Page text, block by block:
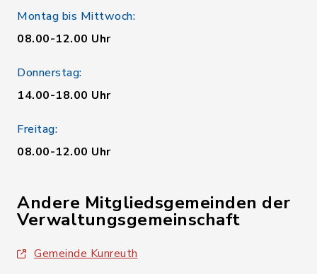
Montag bis Mittwoch:
08.00-12.00 Uhr
Donnerstag:
14.00-18.00 Uhr
Freitag:
08.00-12.00 Uhr
Andere Mitgliedsgemeinden der
Verwaltungsgemeinschaft
Gemeinde Kunreuth